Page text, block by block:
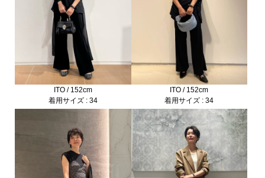
ITO / 152cm
着用サイズ : 34
ITO / 152cm
着用サイズ : 34